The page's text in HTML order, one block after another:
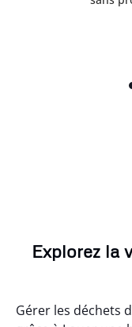
Explorez la
Gérer les déchets